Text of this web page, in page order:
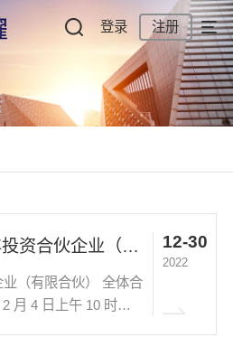
登录 注册
关于召开嘉兴名丰投资合伙企业（有限合伙）合伙人会议暨清算会议的通知
（有限合伙） 全体合
12-30
2022